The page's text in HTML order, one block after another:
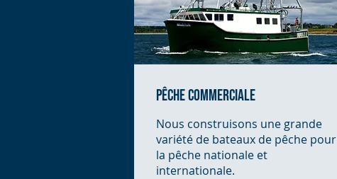
pêche commerciale
Nous construisons une grande
variété de bateaux de pêche pour
la pêche nationale et
internationale.